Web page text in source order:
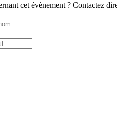
cet évènement ? Contactez